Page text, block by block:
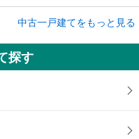
1丁目
中古一戸建てをもっと見る
探す